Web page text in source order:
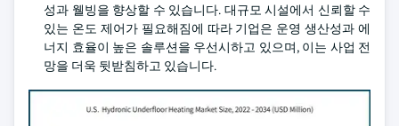
성과 웰빙을 향상할 수 있습니다. 대규모 시설에서 신뢰할 수
있는 온도 제어가 필요해짐에 따라 기업은 운영 생산성과 에
너지 효율이 높은 솔루션을 우선시하고 있으며, 이는 사업 전
망을 더욱 뒷받침하고 있습니다.